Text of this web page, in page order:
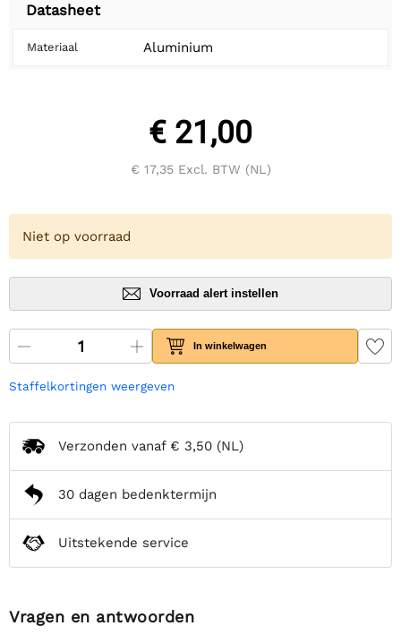
Datasheet
Materiaal Aluminium
€ 21,00
€ 17,35Excl. BTW (NL)
Niet op voorraad
Voorraad alert instellen
In winkelwagen
Staffelkortingen weergeven
Verzonden vanaf € 3,50 (NL)
30 dagen bedenktermijn
Uitstekende service
Vragen en antwoorden